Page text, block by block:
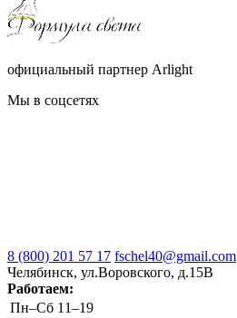
официальный партнер Arlight
Мы в соцсетях
8 (800) 201 57 17 fschel40@gmail.com
Челябинск, ул.Воровского, д.15В
Работаем:
Пн–Cб 11–19